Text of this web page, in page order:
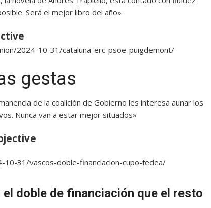
Será el mejor libro del año»
2024-10-31/cataluna-erc-psoe-puigdemont/
gestas
de la coalición de Gobierno les interesa aunar los
Nunca van a estar mejor situados»
31/vascos-doble-financiacion-cupo-fedea/
doble de financiación que el resto